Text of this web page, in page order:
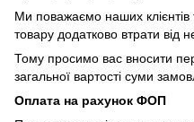
Ми поважаємо наших клієнтів
товару додатково втрати від
Тому просимо вас вносити
загальної вартості суми
Оплата на рахунок ФОП